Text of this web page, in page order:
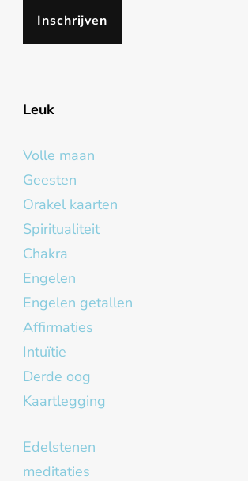
Leuk
Volle maan
Geesten
Orakel kaarten
Spiritualiteit
Chakra
Engelen
Engelen getallen
Affirmaties
Intuïtie
Derde oog
Kaartlegging
Edelstenen
meditaties